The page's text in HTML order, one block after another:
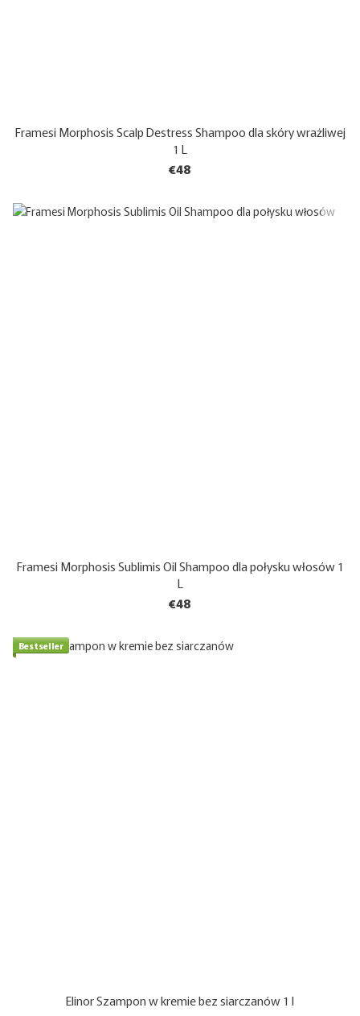
Framesi Morphosis Scalp Destress Shampoo dla skóry wrażliwej
1 L
€48
Framesi Morphosis Sublimis Oil Shampoo dla połysku włosów 1
L
€48
Bestseller
Elinor Szampon w kremie bez siarczanów 1 l